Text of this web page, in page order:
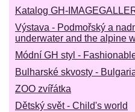
Katalog GH-
Výstava - Podmořský a
underwater and the alpine
Módní GH styl -
Bulharské skvosty -
ZOO zvířátka
Dětský svět - Child's world